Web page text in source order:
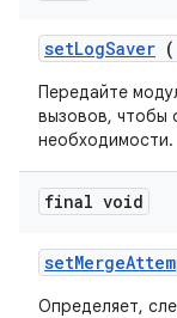
setLogSaver (
Передайте
вызовов, чтобы
необходимости.
final void
setMerge
Определяет,